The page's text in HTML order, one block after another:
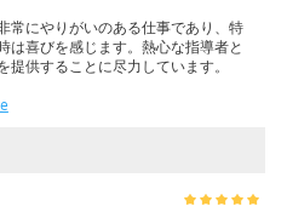
常にやりがいのある仕事であり、特
は喜びを感じます。熱心な指導者と
供することに尽力しています。